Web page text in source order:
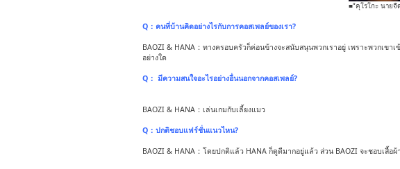
■“คุโรโกะ นายจื
Q：คนที่บ้านคิดอย่างไรกับการคอสเพลย์ของเรา?
BAOZI & HANA：ทางครอบครัวก็ค่อนข้างจะสนับสนุนพวกเราอยู่ เพราะพวกเขา
อย่างใด
Q： มีความสนใจอะไรอย่างอื่นนอกจากคอสเพลย์?
BAOZI & HANA：เล่นเกมกับเลี้ยงแมว
Q：ปกติชอบแฟร์ชั่นแนวไหน?
BAOZI & HANA：โดยปกติแล้ว HANA ก็ดูดีมากอยู่แล้ว ส่วน BAOZI จะชอบเสื้อผ้